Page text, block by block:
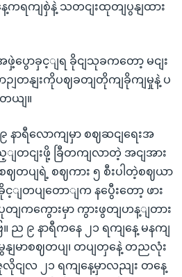
ရကျစှဲနဲ့ သတငျးထုတျပွနျထား
ဖှဲ့ပွောခှင့ျရ ခိုငျသုခကတော့ မငျး
ဉျတနျးကိုပဈခတျတိုကျခိုကျမှုနဲ့ ပ
ယျ။
နာရီလောကျမှာ စဈဆငျရေးအ
တငျးဖို့ ခြီတကျလာတဲ့ အငျအား
စဈတပျရဲ့ စဈကား ၅ စီးပါတဲ့စဈယာ
င့ျတပျတောျက နပွေီးတော့ ဖား
ပုတျကကွေားမှာ ကွားဖွတျဟန့ျတား
ည ၉ နာရီကနေ ၂၁ ရကျနေ့ မနကျ
မာစဈတပျ၊ တပျတှနေဲ့ တညလုံး
ငျလ ၂၁ ရကျနေ့မှာလညျး တနေ့